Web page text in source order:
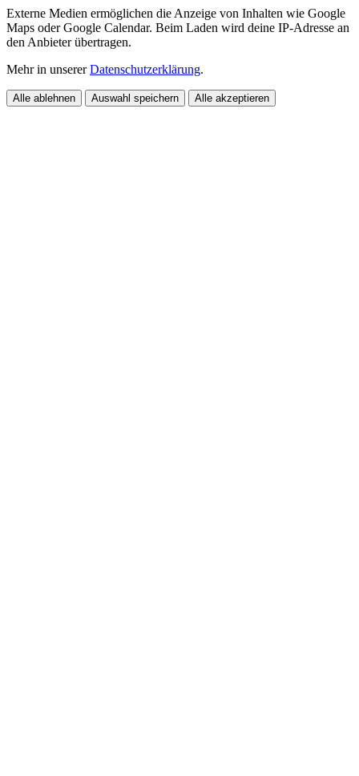
Externe Medien ermöglichen die Anzeige von Inhalten wie Google
Maps oder Google Calendar. Beim Laden wird deine IP-Adresse an
den Anbieter übertragen.
Mehr in unsererDatenschutzerklärung.
Alle ablehnen Auswahl speichern Alle akzeptieren